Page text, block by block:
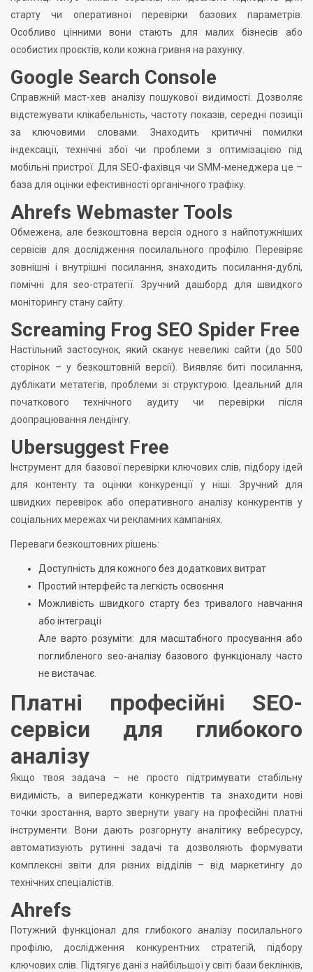
старту чи оперативної перевірки базових параметрів.
Особливо цінними вони стають для малих бізнесів або
особистих проєктів, коли кожна гривня на рахунку.
Google Search Console
Справжній маст-хев аналізу пошукової видимості. Дозволяє
відстежувати клікабельність, частоту показів, середні позиції
за ключовими словами. Знаходить критичні помилки
індексації, технічні збої чи проблеми з оптимізацією під
мобільні пристрої. Для SEO-фахівця чи SMM-менеджера це –
база для оцінки ефективності органічного трафіку.
Ahrefs Webmaster Tools
Обмежена, але безкоштовна версія одного з найпотужніших
сервісів для дослідження посилального профілю. Перевіряє
зовнішні і внутрішні посилання, знаходить посилання-дублі,
помічні для seo-стратегії. Зручний дашборд для швидкого
моніторингу стану сайту.
Screaming Frog SEO Spider Free
Настільний застосунок, який сканує невеликі сайти (до 500
сторінок – у безкоштовній версії). Виявляє биті посилання,
дублікати метатегів, проблеми зі структурою. Ідеальний для
початкового технічного аудиту чи перевірки після
доопрацювання лендінгу.
Ubersuggest Free
Інструмент для базової перевірки ключових слів, підбору ідей
для контенту та оцінки конкуренції у ніші. Зручний для
швидких перевірок або оперативного аналізу конкурентів у
соціальних мережах чи рекламних кампаніях.
Переваги безкоштовних рішень:
Доступність для кожного без додаткових витрат
Простий інтерфейс та легкість освоєння
Можливість швидкого старту без тривалого навчання
або інтеграції
Але варто розуміти: для масштабного просування або
поглибленого seo-аналізу базового функціоналу часто
не вистачає.
Платні професійні SEO-
сервіси для глибокого
аналізу
Якщо твоя задача – не просто підтримувати стабільну
видимість, а випереджати конкурентів та знаходити нові
точки зростання, варто звернути увагу на професійні платні
інструменти. Вони дають розгорнуту аналітику вебресурсу,
автоматизують рутинні задачі та дозволяють формувати
комплексні звіти для різних відділів – від маркетингу до
технічних спеціалістів.
Ahrefs
Потужний функціонал для глибокого аналізу посилального
профілю, дослідження конкурентних стратегій, підбору
ключових слів. Підтягує дані з найбільшої у світі бази беклінків,